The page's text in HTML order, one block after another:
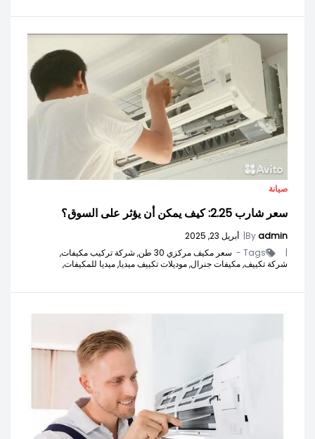
صيانة
سعر شارب 2.25: كيف يمكن أن يؤثر على السوق؟
Byadmin
| أبريل 23, 2025
|
Tags - سعر مكيف مركزي 30 طن,
شركة تركيب مكيفات,
شركة تكييف,مكيفات جنرال,موديلات تكييف ميديا,ميديا للمكيفات,